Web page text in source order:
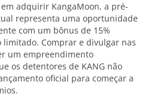
adquirir KangaMoon, a pré-
representa uma oportunidade
com um bônus de 15%
Comprar e divulgar nas
um empreendimento
os detentores de KANG não
oficial para começar a